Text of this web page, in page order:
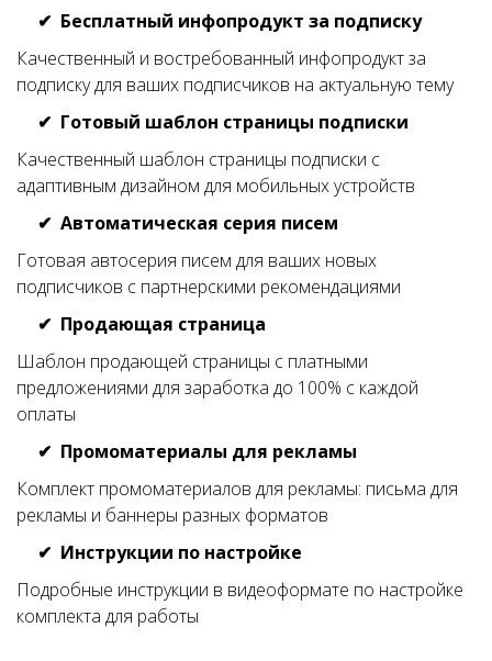
Бесплатный инфопродукт за подписку
Качественный и востребованный инфопродукт за
подписку для ваших подписчиков на актуальную тему
Готовый шаблон страницы подписки
Качественный шаблон страницы подписки с
адаптивным дизайном для мобильных устройств
Автоматическая серия писем
Готовая автосерия писем для ваших новых
подписчиков с партнерскими рекомендациями
Продающая страница
Шаблон продающей страницы с платными
предложениями для заработка до 100% с каждой
оплаты
Промоматериалы для рекламы
Комплект промоматериалов для рекламы: письма для
рекламы и баннеры разных форматов
Инструкции по настройке
Подробные инструкции в видеоформате по настройке
комплекта для работы